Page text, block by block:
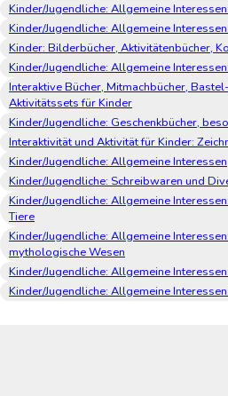
Kinder/Jugendliche: Allgemeine
Kinder/Jugendliche: Allgemeine
Kinder: Bilderbücher, Aktivitätenbücher,
Kinder/Jugendliche: Allgemeine
Interaktive Bücher, Mitmachbücher,
Aktivitätssets für Kinder
Kinder/Jugendliche: Geschenkbücher,
Interaktivität und Aktivität für Kinder:
Kinder/Jugendliche: Allgemeine Interessen
Kinder/Jugendliche: Schreibwaren und
Kinder/Jugendliche: Allgemeine
Tiere
Kinder/Jugendliche: Allgemeine
mythologische Wesen
Kinder/Jugendliche: Allgemeine
Kinder/Jugendliche: Allgemeine